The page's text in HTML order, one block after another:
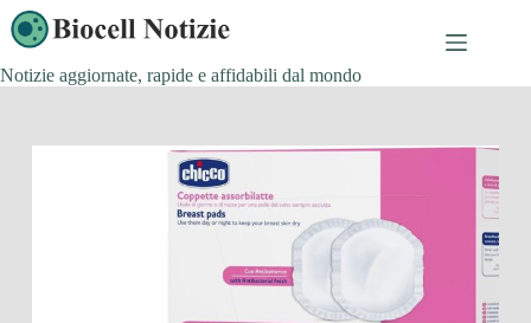
Salta
al
contenuto
Notizie aggiornate, rapide e affidabili dal mondo